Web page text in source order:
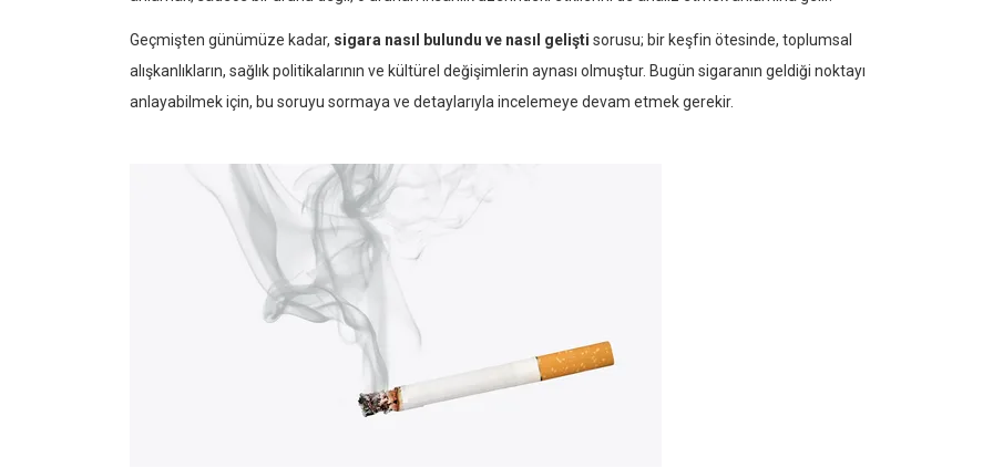
Geçmişten günümüze kadar, sigara nasıl bulundu ve nasıl gelişti sorusu; bir keşfin ötesinde, toplumsal
alışkanlıkların, sağlık politikalarının ve kültürel değişimlerin aynası olmuştur. Bugün sigaranın geldiği noktayı
anlayabilmek için, bu soruyu sormaya ve detaylarıyla incelemeye devam etmek gerekir.